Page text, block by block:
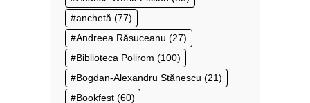
anchetă (77)
Andreea Răsuceanu (27)
Biblioteca Polirom (100)
Bogdan-Alexandru Stănescu (21)
Bookfest (60)